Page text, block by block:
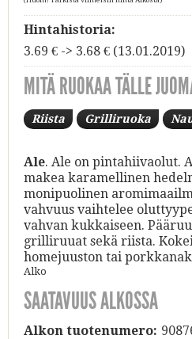
Hintahistoria:
3.69 € -> 3.68 € (13.01.2019)
MITÄ RUOKAA TÄLLE
Riista Grilliruoka
Ale. Ale on pintahiivaolut.
makea karamellinen
monipuolinen
vahvuus vaihtelee
vahvan kukkaiseen.
grilliruuat sekä riista.
homejuuston tai
Alko
SAATAVUUS ALKOSSA
Alkon tuotenumero: